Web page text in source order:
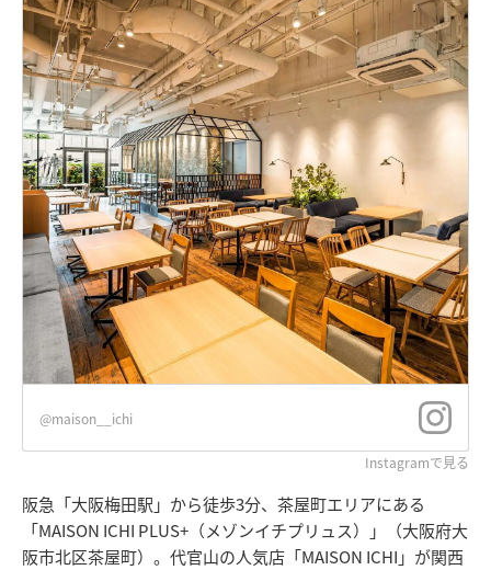
@maison__ichi
Instagramで見る
阪急「大阪梅田駅」から徒歩3分、茶屋町エリアにある
「MAISON ICHI PLUS+（メゾンイチプリュス）」（大阪府大
阪市北区茶屋町）。代官山の人気店「MAISON ICHI」が関西